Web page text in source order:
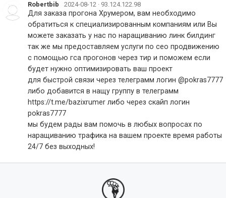
Robertbib 2024-08-12 · 93.124.122.98
Для заказа прогона Хрумером, вам необходимо
обратиться к специализированным компаниям или Вы
можете заказать у нас по наращиванию линк билдинг
так же мы предоставляем услуги по сео продвижению
с помощью гса прогонов через тир и поможем если
будет нужно оптимизировать ваш проект
для быстрой связи через телеграмм логин @pokras7777
либо добавится в нащу группу в телеграмм
https://t.me/bazixrumer либо через скайп логин
pokras7777
мы будем рады вам помочь в любых вопросах по
наращиванию трафика на вашем проекте время работы
24/7 без выходных!